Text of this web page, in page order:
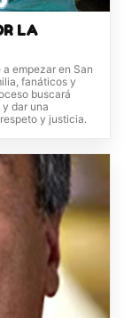
LA
empezar en San
fanáticos y
buscará
dar una
y justicia.